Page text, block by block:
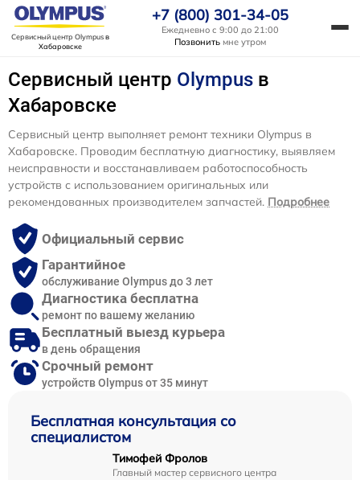
Сервисный центр Olympusв
Хабаровске
+7 (800) 301-34-05
Ежедневно с 9:00 до 21:00
Позвонить мне утром
Сервисный центр Olympus в
Хабаровске
Бесплатная консультация со
специалистом
Тимофей Фролов
Главный мастер сервисного центра
Сервисный центр выполняет ремонт техники Olympus в
Хабаровске. Проводим бесплатную диагностику, выявляем
неисправности и восстанавливаем работоспособность
устройств с использованием оригинальных или
рекомендованных производителем запчастей. Подробнее
Официальный сервис
Гарантийное
обслуживание Olympus до 3 лет
Диагностика бесплатна
ремонт по вашему желанию
Бесплатный выезд курьера
в день обращения
Срочный ремонт
устройств Olympus от 35 минут